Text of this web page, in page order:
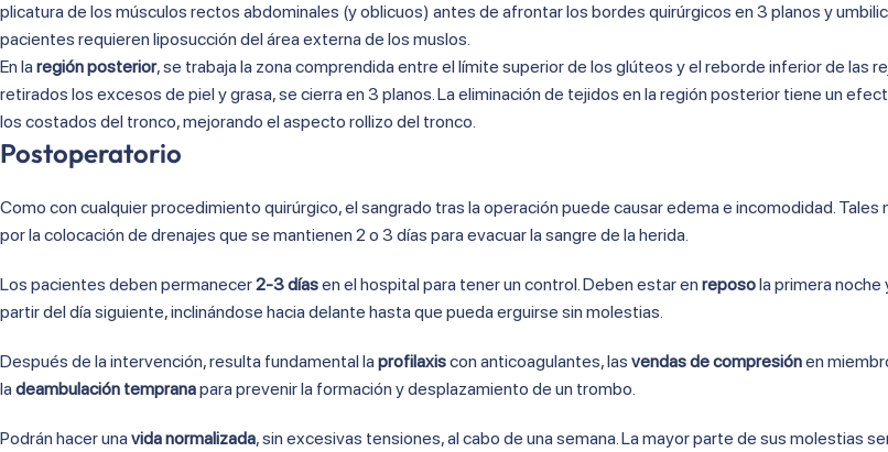
plicatura de los músculos rectos abdominales (y oblicuos) antes de afrontar los bordes quirúrgicos en 3 planos y
pacientes requieren liposucción del área externa de los muslos.
En la región posterior, se trabaja la zona comprendida entre el límite superior de los glúteos y el reborde inferior de las
retirados los excesos de piel y grasa, se cierra en 3 planos. La eliminación de tejidos en la región posterior tiene un
los costados del tronco, mejorando el aspecto rollizo del tronco.
Postoperatorio
Como con cualquier procedimiento quirúrgico, el sangrado tras la operación puede causar edema e incomodidad. Tales
por la colocación de drenajes que se mantienen 2 o 3 días para evacuar la sangre de la herida.
Los pacientes deben permanecer2-3 díasen el hospital para tener un control. Deben estar en reposola primera noche
partir del día siguiente, inclinándose hacia delante hasta que pueda erguirse sin molestias.
Después de la intervención, resulta fundamental la profilaxiscon anticoagulantes, las vendas de compresiónen
la deambulación tempranapara prevenir la formación y desplazamiento de un trombo.
Podrán hacer una vida normalizada, sin excesivas tensiones, al cabo de una semana. La mayor parte de sus molestias